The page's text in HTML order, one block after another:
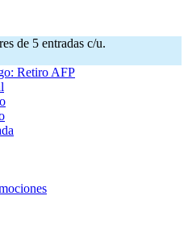
de 5 entradas c/u.
Retiro AFP